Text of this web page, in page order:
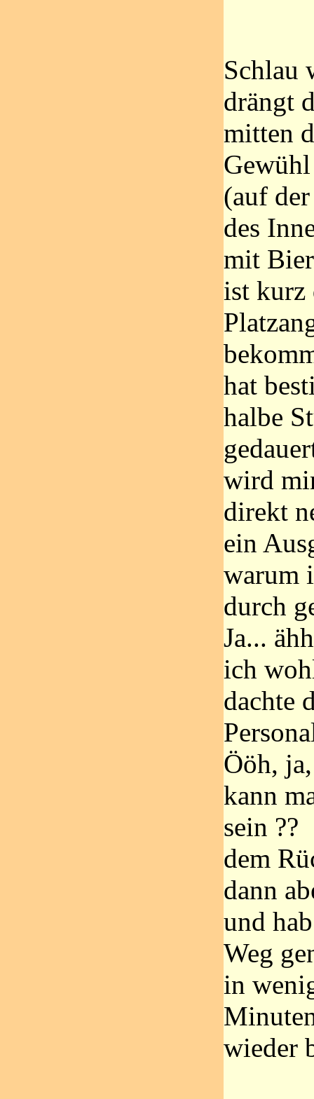
Schlau
drängt
mitten
(auf
des
mit
ist kurz
hat
halbe
wird
direkt
ein
warum
durch
Ja...
ich
dachte
Ööh,
kann
sein
dem
dann
und
Weg
in
wieder